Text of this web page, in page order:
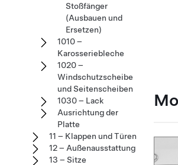
Stoßfänger
(Ausbauen und
Ersetzen)
1010 –
Karosseriebleche
1020 –
Windschutzscheibe
und Seitenscheiben
1030 – Lack
Ausrichtung der
Platte
11 – Klappen und Türen
12 – Außenausstattung
13 – Sitze